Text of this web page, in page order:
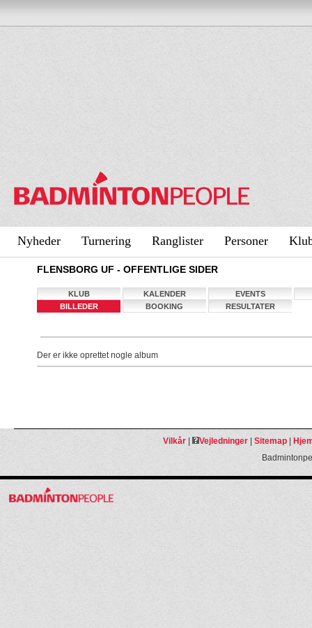
Nyheder Turnering Ranglister Personer
FLENSBORG UF - OFFENTLIGE SIDER
KLUB KALENDER
EVENTS
BILLEDER
BOOKING RESULTATER
Der er ikke oprettet nogle album
Vilkår| Vejledninger| Sitemap|